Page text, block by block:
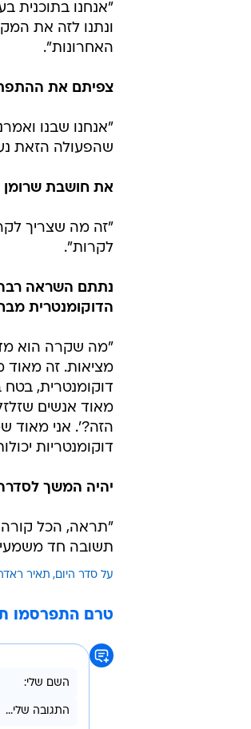
"אנחנו בתוכנית
ונתנו לזה את
האחרונות".
צפיתם את
"אנחנו שבנו
שהפעולה הזאת
את חושבת שרומן
"זה מה שצריך
לקרות".
נתתם השראה רבה
הדוקומנטרית
"מה שקרה הוא
מציאות. זה מאוד
דוקומנטרית,
מאוד אנשים
הזה?'. אני מאוד
דוקומנטריות
יהיה המשך
"תראה, הכל קורה
תשובה חד
על סדר היום תאיר
טרם התפרסמו